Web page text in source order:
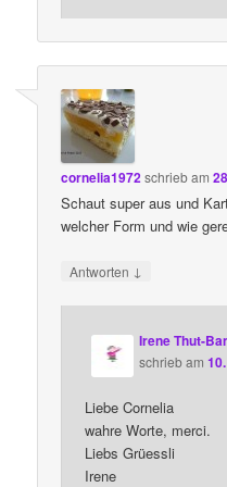
cornelia1972schriebam
Schaut super aus und
welcher Form und wie
Antworten ↓
Irene Thut-
schriebam
Liebe Cornelia
wahre Worte, merci.
Liebs Grüessli
Irene